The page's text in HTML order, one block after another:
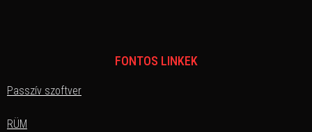
FONTOS LINKEK
Passzív szoftver
RÜM